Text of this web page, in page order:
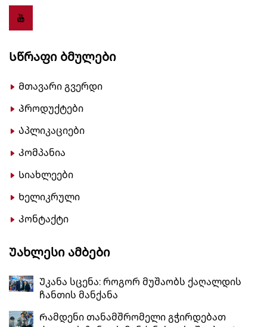
Სწრაფი Ბმულები
Მთავარი გვერდი
Პროდუქტები
Აპლიკაციები
Კომპანია
Სიახლეები
Ხელიკრული
Კონტაქტი
Უახლესი Ამბები
Უკანა სცენა: როგორ მუშაობს ქაღალდის
ჩანთის მანქანა
Რამდენი თანამშრომელი გჭირდებათ